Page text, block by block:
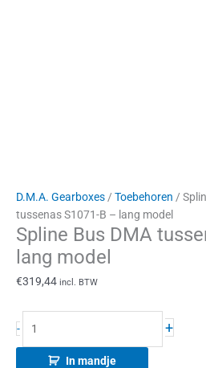
D.M.A. Gearboxes/ Toebehoren /
tussenas S1071-B – lang model
Spline Bus DMA
lang model
€319,44 incl. BTW
- +
In mandje